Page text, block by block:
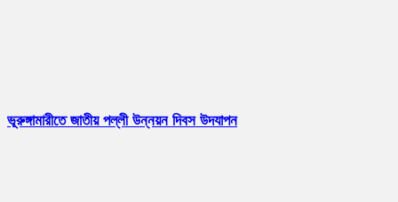
ভূরুঙ্গামারীতে জাতীয় পল্লী উন্নয়ন দিবস উদযাপন